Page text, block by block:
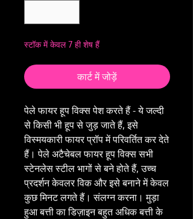
स्टॉक में केवल 7 ही शेष हैं
कार्ट में जोड़ें
पेले फायर हूप विक्स पेश करते हैं - ये जल्दी
से किसी भी हूप से जुड़ जाते हैं, इसे
विस्मयकारी फायर प्रॉप में परिवर्तित कर देते
हैं। पेले अटैचेबल फायर हूप विक्स सभी
स्टेनलेस स्टील भागों से बने होते हैं, उच्च
प्रदर्शन केवलर विक और इसे बनाने में केवल
कुछ मिनट लगते हैं। संलग्न करना। मुड़ा
हुआ बत्ती का डिज़ाइन बहुत अधिक बत्ती के